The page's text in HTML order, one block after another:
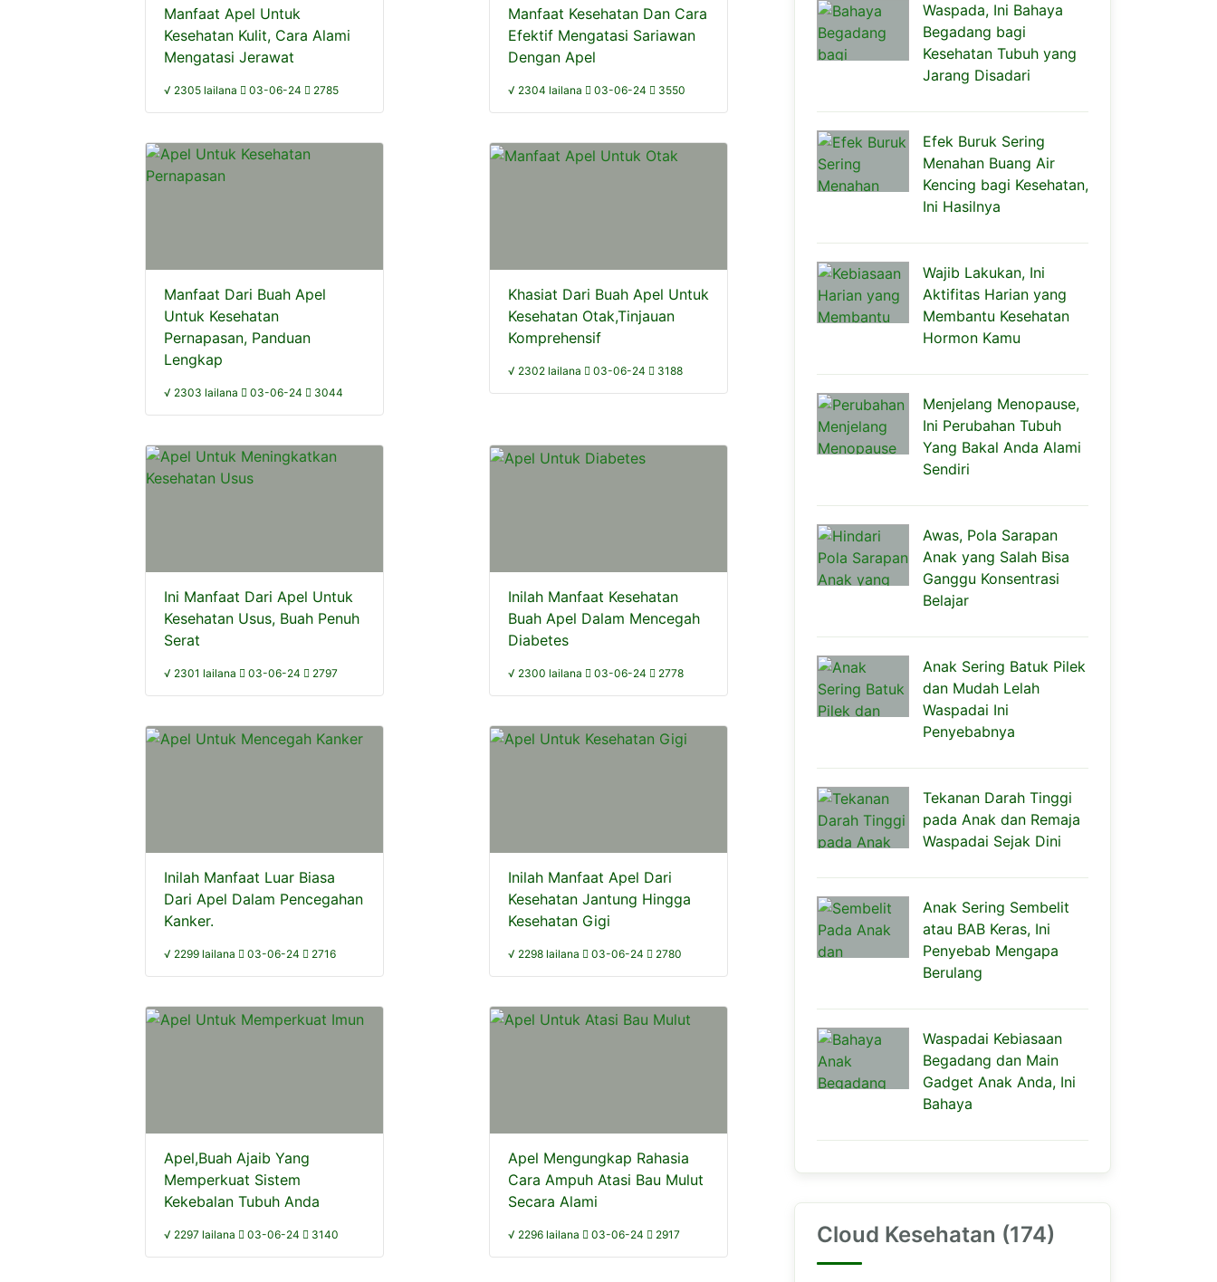
Manfaat Apel Untuk
Kesehatan Kulit, Cara Alami
Mengatasi Jerawat
√ 2305 lailana 03-06-24 2785
Manfaat Kesehatan Dan Cara
Efektif Mengatasi Sariawan
Dengan Apel
√ 2304 lailana 03-06-24 3550
Manfaat Dari Buah Apel
Untuk Kesehatan
Pernapasan, Panduan
Lengkap
√ 2303 lailana 03-06-24 3044
Khasiat Dari Buah Apel Untuk
Kesehatan Otak,Tinjauan
Komprehensif
√ 2302 lailana 03-06-24 3188
Ini Manfaat Dari Apel Untuk
Kesehatan Usus, Buah Penuh
Serat
√ 2301 lailana 03-06-24 2797
Inilah Manfaat Kesehatan
Buah Apel Dalam Mencegah
Diabetes
√ 2300 lailana 03-06-24 2778
Inilah Manfaat Luar Biasa
Dari Apel Dalam Pencegahan
Kanker.
√ 2299 lailana 03-06-24 2716
Inilah Manfaat Apel Dari
Kesehatan Jantung Hingga
Kesehatan Gigi
√ 2298 lailana 03-06-24 2780
Apel,Buah Ajaib Yang
Memperkuat Sistem
Kekebalan Tubuh Anda
√ 2297 lailana 03-06-24 3140
Apel Mengungkap Rahasia
Cara Ampuh Atasi Bau Mulut
Secara Alami
√ 2296 lailana 03-06-24 2917
Waspada, Ini Bahaya
Begadang bagi
Kesehatan Tubuh yang
Jarang Disadari
Efek Buruk Sering
Menahan Buang Air
Kencing bagi Kesehatan,
Ini Hasilnya
Wajib Lakukan, Ini
Aktifitas Harian yang
Membantu Kesehatan
Hormon Kamu
Menjelang Menopause,
Ini Perubahan Tubuh
Yang Bakal Anda Alami
Sendiri
Awas, Pola Sarapan
Anak yang Salah Bisa
Ganggu Konsentrasi
Belajar
Anak Sering Batuk Pilek
dan Mudah Lelah
Waspadai Ini
Penyebabnya
Tekanan Darah Tinggi
pada Anak dan Remaja
Waspadai Sejak Dini
Anak Sering Sembelit
atau BAB Keras, Ini
Penyebab Mengapa
Berulang
Waspadai Kebiasaan
Begadang dan Main
Gadget Anak Anda, Ini
Bahaya
Cloud Kesehatan (174)